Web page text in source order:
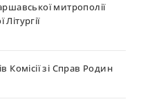
митрополії
Комісії зі Справ Родин